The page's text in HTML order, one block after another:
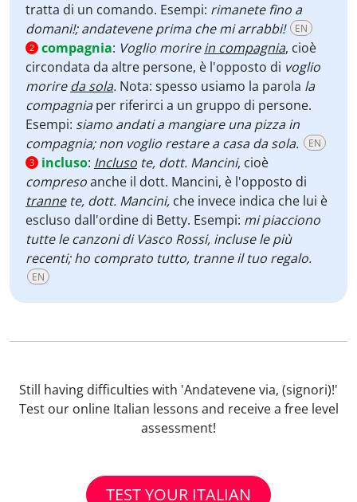
tratta di un comando. Esempi: rimanete fino a
domani!; andatevene prima che mi arrabbi!
EN
2 compagnia: Voglio morirein compagnia, cioè
circondata da altre persone, è l'opposto di voglio
morireda sola. Nota: spesso usiamo la parola la
compagniaper riferirci a un gruppo di persone.
Esempi: siamo andati a mangiare una pizza in
compagnia; non voglio restare a casa da sola.
EN
3 incluso: Incluso te, dott. Mancini, cioè
compresoanche il dott. Mancini, è l'opposto di
trannete, dott. Mancini, che invece indica che lui è
escluso dall'ordine di Betty. Esempi: mi piacciono
tutte le canzoni di Vasco Rossi, incluse le più
recenti; ho comprato tutto, tranne il tuo regalo.
EN
Still having difficulties with 'Andatevene via, (signori)!'
Test our online Italian lessons and receive a free level
assessment!
TEST YOUR ITALIAN